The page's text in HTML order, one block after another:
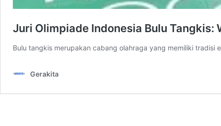
Juri Olimpiade Indonesia Bulu Tangkis:
Bulu tangkis merupakan cabang olahraga yang memiliki
Gerakita